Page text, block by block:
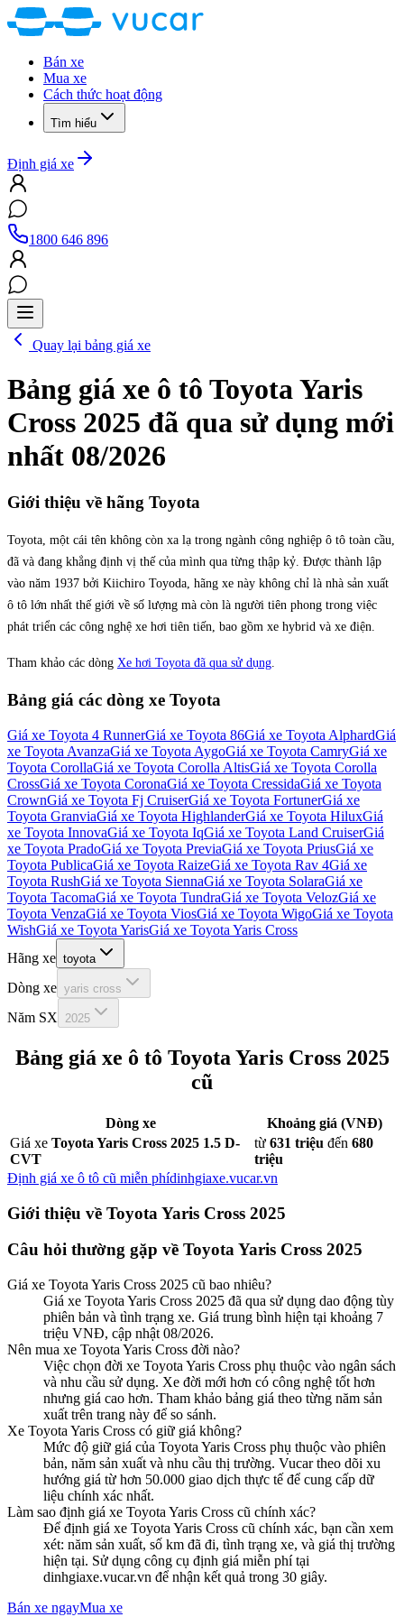
Bán xe
Mua xe
Cách thức hoạt động
Tìm hiểu
Định giá xe
1800 646 896
Quay lại bảng giá xe
Bảng giá xe ô tô Toyota Yaris
Cross 2025 đã qua sử dụng mới
nhất 08/2026
Giới thiệu về hãng Toyota
Toyota, một cái tên không còn xa lạ trong ngành công nghiệp ô tô toàn cầu,
đã và đang khẳng định vị thế của mình qua từng thập kỷ. Được thành lập
vào năm 1937 bởi Kiichiro Toyoda, hãng xe này không chỉ là nhà sản xuất
ô tô lớn nhất thế giới về số lượng mà còn là người tiên phong trong việc
phát triển các công nghệ xe hơi tiên tiến, bao gồm xe hybrid và xe điện.
Tham khảo các dòng Xe hơi Toyota đã qua sử dụng
Bảng giá các dòng xe Toyota
Giá xe Toyota 4 RunnerGiá xe Toyota 86Giá xe Toyota AlphardGiá
xe Toyota AvanzaGiá xe Toyota AygoGiá xe Toyota CamryGiá xe
Toyota CorollaGiá xe Toyota Corolla AltisGiá xe Toyota Corolla
CrossGiá xe Toyota CoronaGiá xe Toyota CressidaGiá xe Toyota
CrownGiá xe Toyota Fj CruiserGiá xe Toyota FortunerGiá xe
Toyota GranviaGiá xe Toyota HighlanderGiá xe Toyota HiluxGiá
xe Toyota InnovaGiá xe Toyota IqGiá xe Toyota Land CruiserGiá
xe Toyota PradoGiá xe Toyota PreviaGiá xe Toyota PriusGiá xe
Toyota PublicaGiá xe Toyota RaizeGiá xe Toyota Rav 4Giá xe
Toyota RushGiá xe Toyota SiennaGiá xe Toyota SolaraGiá xe
Toyota TacomaGiá xe Toyota TundraGiá xe Toyota VelozGiá xe
Toyota VenzaGiá xe Toyota ViosGiá xe Toyota WigoGiá xe Toyota
WishGiá xe Toyota YarisGiá xe Toyota Yaris Cross
Hãng xe toyota
Dòng xe yaris cross
Năm SX 2025
Bảng giá xe ô tô Toyota Yaris Cross 2025
cũ
Dòng xe
Khoảng giá (VNĐ)
Giá xe Toyota Yaris Cross 2025 1.5 D-
CVT
từ 631 triệu đến 680
triệu
Định giá xe ô tô cũ miễn phídinhgiaxe.vucar.vn
Giới thiệu về Toyota Yaris Cross 2025
Câu hỏi thường gặp về Toyota Yaris Cross 2025
Giá xe Toyota Yaris Cross 2025 cũ bao nhiêu?
Giá xe Toyota Yaris Cross 2025 đã qua sử dụng dao động tùy
phiên bản và tình trạng xe. Giá trung bình hiện tại khoảng 7
triệu VNĐ, cập nhật 08/2026.
Nên mua xe Toyota Yaris Cross đời nào?
Việc chọn đời xe Toyota Yaris Cross phụ thuộc vào ngân sách
và nhu cầu sử dụng. Xe đời mới hơn có công nghệ tốt hơn
nhưng giá cao hơn. Tham khảo bảng giá theo từng năm sản
xuất trên trang này để so sánh.
Xe Toyota Yaris Cross có giữ giá không?
Mức độ giữ giá của Toyota Yaris Cross phụ thuộc vào phiên
bản, năm sản xuất và nhu cầu thị trường. Vucar theo dõi xu
hướng giá từ hơn 50.000 giao dịch thực tế để cung cấp dữ
liệu chính xác nhất.
Làm sao định giá xe Toyota Yaris Cross cũ chính xác?
Để định giá xe Toyota Yaris Cross cũ chính xác, bạn cần xem
xét: năm sản xuất, số km đã đi, tình trạng xe, và giá thị trường
hiện tại. Sử dụng công cụ định giá miễn phí tại
dinhgiaxe.vucar.vn để nhận kết quả trong 30 giây.
Bán xe ngayMua xe